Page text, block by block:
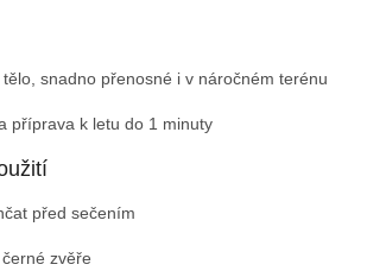
snadno přenosné i v náročném terénu
příprava k letu do 1 minuty
před sečením
zvěře